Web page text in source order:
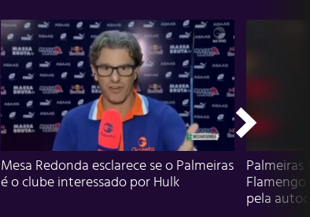
Mesa Redonda esclarece se o Palmeiras
é o clube interessado por Hulk
Flamengo
pela